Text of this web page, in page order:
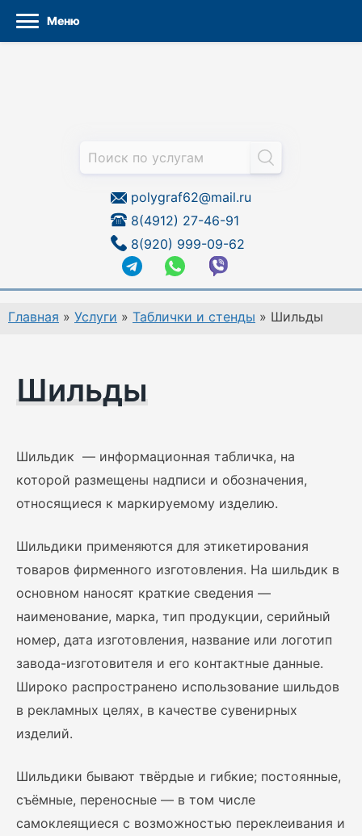
polygraf62@mail.ru
8(4912) 27-46-91
8(920) 999-09-62
Меню
Главная » Услуги » Таблички и стенды » Шильды
Шильды
Шильдик — информационная табличка, на
которой размещены надписи и обозначения,
относящиеся к маркируемому изделию.
Шильдики применяются для этикетирования
товаров фирменного изготовления. На шильдик в
основном наносят краткие сведения —
наименование, марка, тип продукции, серийный
номер, дата изготовления, название или логотип
завода-изготовителя и его контактные данные.
Широко распространено использование шильдов
в рекламных целях, в качестве сувенирных
изделий.
Шильдики бывают твёрдые и гибкие; постоянные,
съёмные, переносные — в том числе
самоклеящиеся с возможностью переклеивания и